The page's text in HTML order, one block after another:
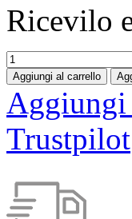
Ricevilo
Aggiungi al carrello
Aggiungi
Trustpilot